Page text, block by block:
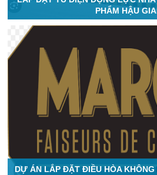
PHẨM HẬU
DỰ ÁN LẮP ĐẶT ĐIỀU HÒA